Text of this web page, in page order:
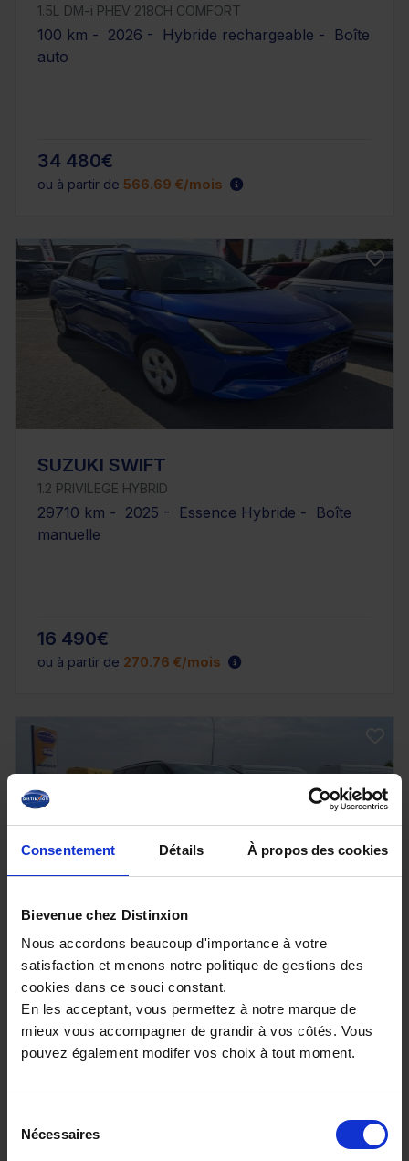
Consentement Détails À propos des cookies
Bievenue chez Distinxion
Nous accordons beaucoup d'importance à votre
satisfaction et menons notre politique de gestions des
cookies dans ce souci constant.
En les acceptant, vous permettez à notre marque de
mieux vous accompagner de grandir à vos côtés. Vous
pouvez également modifer vos choix à tout moment.
Nécessaires
1.5L DM-i PHEV 218CH COMFORT
100 km - 2026 - Hybride rechargeable - Boîte
auto
34 480€
ou à partir de 566.69 €/mois
SUZUKI SWIFT
1.2 PRIVILEGE HYBRID
29710 km - 2025 - Essence Hybride - Boîte
manuelle
16 490€
ou à partir de 270.76 €/mois
JAECOO J7
1.5 SHS-P - 279 Select PHEV
10 km - 2026 - Essence Hybride - Boîte auto
33 980€